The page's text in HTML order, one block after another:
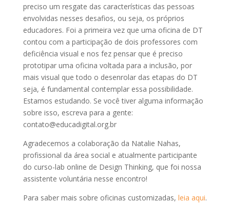
preciso um resgate das características das pessoas
envolvidas nesses desafios, ou seja, os próprios
educadores. Foi a primeira vez que uma oficina de DT
contou com a participação de dois professores com
deficiência visual e nos fez pensar que é preciso
prototipar uma oficina voltada para a inclusão, por
mais visual que todo o desenrolar das etapas do DT
seja, é fundamental contemplar essa possibilidade.
Estamos estudando. Se você tiver alguma informação
sobre isso, escreva para a gente:
contato@educadigital.org.br
Agradecemos a colaboração da Natalie Nahas,
profissional da área social e atualmente participante
do curso-lab online de Design Thinking, que foi nossa
assistente voluntária nesse encontro!
Para saber mais sobre oficinas customizadas, leia aqui.